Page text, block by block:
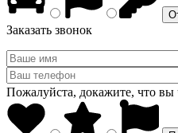
Заказать звонок
Пожалуйста, докажите, что вы